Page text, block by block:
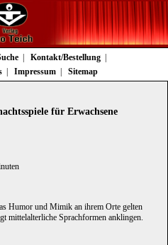
Kontakt/Bestellung
Impressum Sitemap
für Erwachsene
Humor und Mimik an ihrem Orte gelten
mittelalterliche Sprachformen anklingen.